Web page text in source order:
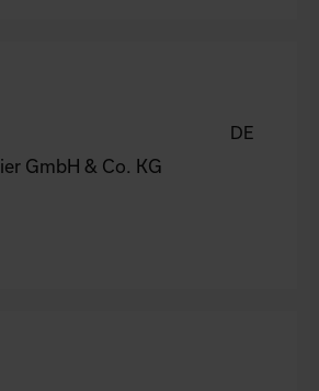
DE
GmbH & Co. KG